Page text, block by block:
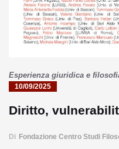
Esperienza giuridica e
10/09/2025
Diritto,
Di Fondazione Centro Studi